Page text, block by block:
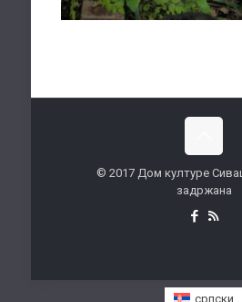
© 2017 Дом културе
задржана
српски